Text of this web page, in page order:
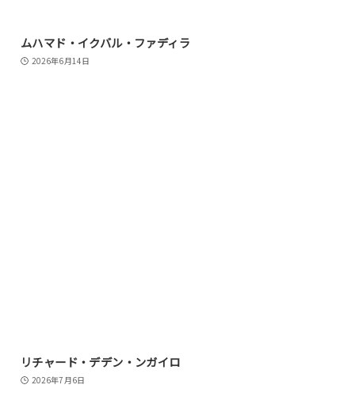
ムハマド・イクバル・ファディラ
2026年6月14日
リチャード・デデン・ンガイロ
2026年7月6日